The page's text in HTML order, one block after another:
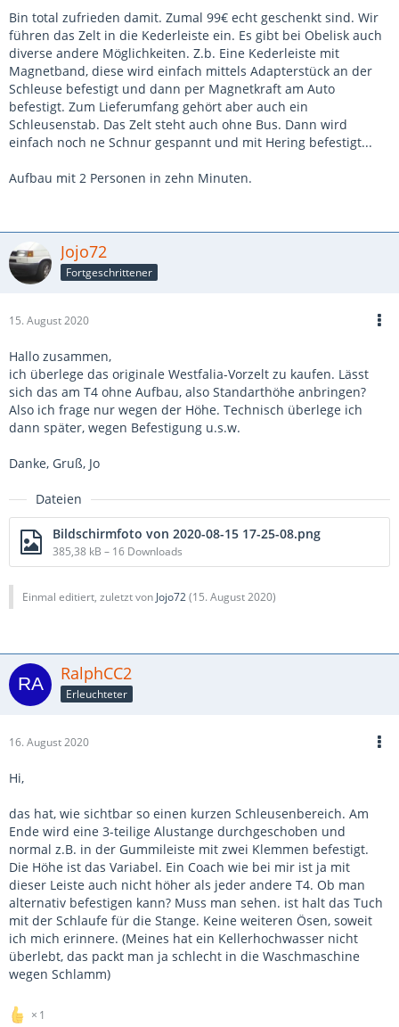
Bin total zufrieden damit. Zumal 99€ echt geschenkt sind. Wir
führen das Zelt in die Kederleiste ein. Es gibt bei Obelisk auch
diverse andere Möglichkeiten. Z.b. Eine Kederleiste mit
Magnetband, diese wird einfach mittels Adapterstück an der
Schleuse befestigt und dann per Magnetkraft am Auto
befestigt. Zum Lieferumfang gehört aber auch ein
Schleusenstab. Das Zelt steht auch ohne Bus. Dann wird
einfach noch ne Schnur gespannt und mit Hering befestigt...
Aufbau mit 2 Personen in zehn Minuten.
Jojo72
Fortgeschrittener
15. August 2020
Hallo zusammen,
ich überlege das originale Westfalia-Vorzelt zu kaufen. Lässt
sich das am T4 ohne Aufbau, also Standarthöhe anbringen?
Also ich frage nur wegen der Höhe. Technisch überlege ich
dann später, wegen Befestigung u.s.w.
Danke, Gruß, Jo
Dateien
Bildschirmfoto von 2020-08-15 17-25-08.png
385,38 kB – 16 Downloads
Einmal editiert, zuletzt von Jojo72(15. August 2020)
RalphCC2
Erleuchteter
16. August 2020
Hi,
das hat, wie sichtbar so einen kurzen Schleusenbereich. Am
Ende wird eine 3-teilige Alustange durchgeschoben und
normal z.B. in der Gummileiste mit zwei Klemmen befestigt.
Die Höhe ist das Variabel. Ein Coach wie bei mir ist ja mit
dieser Leiste auch nicht höher als jeder andere T4. Ob man
alternativ befestigen kann? Muss man sehen. ist halt das Tuch
mit der Schlaufe für die Stange. Keine weiteren Ösen, soweit
ich mich erinnere. (Meines hat ein Kellerhochwasser nicht
überlebt, das packt man ja schlecht in die Waschmaschine
wegen Schlamm)
1